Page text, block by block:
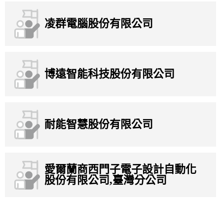
凌群電腦股份有限公司
博遠智能科技股份有限公司
耐能智慧股份有限公司
愛爾蘭商西門子電子設計自動化
股份有限公司,臺灣分公司